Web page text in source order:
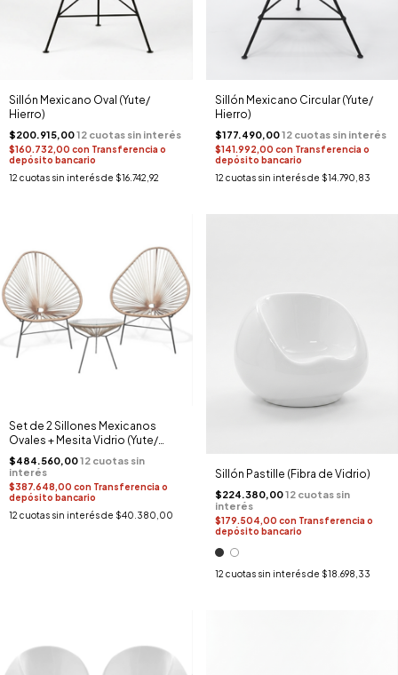
Sillón Mexicano Oval (Yute/
Hierro)
$200.915,00
$160.732,00 con Transferencia o
depósito bancario
12 cuotas sin interés de $16.742,92
Sillón Mexicano Circular (Yute/
Hierro)
$177.490,00
$141.992,00 con Transferencia o
depósito bancario
12 cuotas sin interés de $14.790,83
Set de 2 Sillones Mexicanos
Ovales + Mesita Vidrio (Yute/
Hierro)
$484.560,00
$387.648,00 con Transferencia o
depósito bancario
12 cuotas sin interés de $40.380,00
Sillón Pastille (Fibra de Vidrio)
$224.380,00
$179.504,00 con Transferencia o
depósito bancario
12 cuotas sin interés de $18.698,33